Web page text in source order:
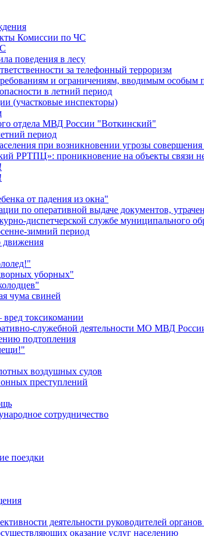
Комиссии по ЧС
поведения в лесу
за телефонный терроризм
и ограничениям, вводимым
в летний период
(участковые инспекторы)
отдела МВД России "Воткинский"
период
при возникновении угрозы совершения
РРТПЦ»: проникновение на объекты связи
от падения из окна"
по оперативной выдаче документов,
диспетчерской службе муниципального
зимний период
движения
уборных"
чума свиней
вред токсикомании
служебной деятельности МО МВД
подтопления
воздушных судов
преступлений
сотрудничество
поездки
деятельности руководителей
оказание услуг населению